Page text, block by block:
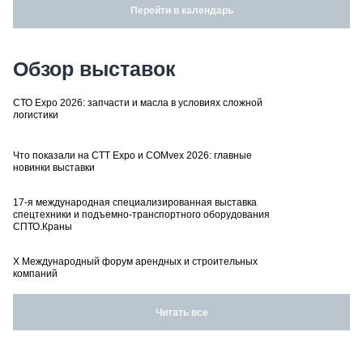
Перейти в календарь
Обзор выставок
СТО Expo 2026: запчасти и масла в условиях сложной
логистики
Что показали на CTT Expo и COMvex 2026: главные
новинки выставки
17-я международная специализированная выставка
спецтехники и подъемно-транспортного оборудования
СПТО.Краны
X Международный форум арендных и строительных
компаний
Читать все